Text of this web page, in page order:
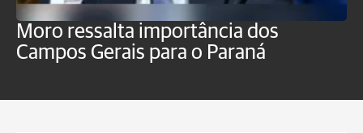
Moro ressalta importância dos
Campos Gerais para o Paraná